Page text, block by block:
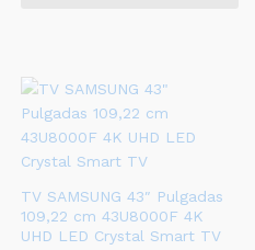
TV SAMSUNG 43″ Pulgadas
109,22 cm 43U8000F 4K
UHD LED Crystal Smart TV